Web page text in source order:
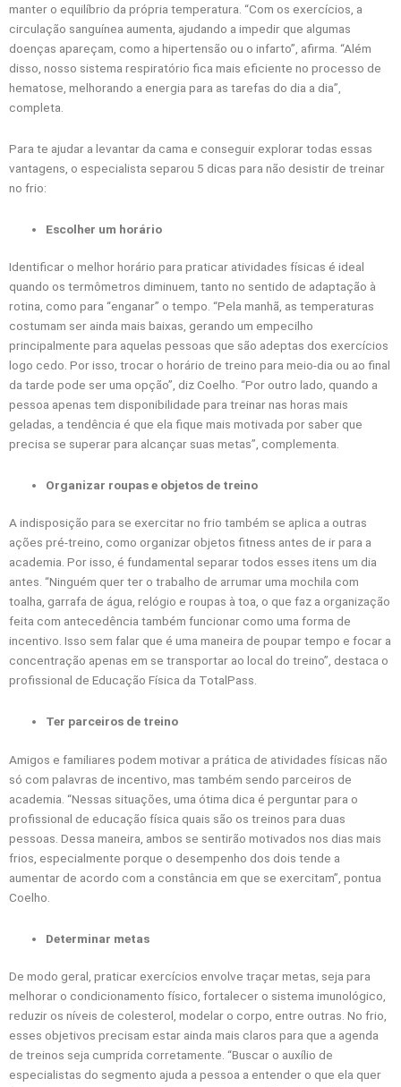
manter o equilíbrio da própria temperatura. “Com os exercícios, a
circulação sanguínea aumenta, ajudando a impedir que algumas
doenças apareçam, como a hipertensão ou o infarto”, afirma. “Além
disso, nosso sistema respiratório fica mais eficiente no processo de
hematose, melhorando a energia para as tarefas do dia a dia”,
completa.
Para te ajudar a levantar da cama e conseguir explorar todas essas
vantagens, o especialista separou 5 dicas para não desistir de treinar
no frio:
Escolher um horário
Identificar o melhor horário para praticar atividades físicas é ideal
quando os termômetros diminuem, tanto no sentido de adaptação à
rotina, como para “enganar” o tempo. “Pela manhã, as temperaturas
costumam ser ainda mais baixas, gerando um empecilho
principalmente para aquelas pessoas que são adeptas dos exercícios
logo cedo. Por isso, trocar o horário de treino para meio-dia ou ao final
da tarde pode ser uma opção”, diz Coelho. “Por outro lado, quando a
pessoa apenas tem disponibilidade para treinar nas horas mais
geladas, a tendência é que ela fique mais motivada por saber que
precisa se superar para alcançar suas metas”, complementa.
Organizar roupas e objetos de treino
A indisposição para se exercitar no frio também se aplica a outras
ações pré-treino, como organizar objetos fitness antes de ir para a
academia. Por isso, é fundamental separar todos esses itens um dia
antes. “Ninguém quer ter o trabalho de arrumar uma mochila com
toalha, garrafa de água, relógio e roupas à toa, o que faz a organização
feita com antecedência também funcionar como uma forma de
incentivo. Isso sem falar que é uma maneira de poupar tempo e focar a
concentração apenas em se transportar ao local do treino”, destaca o
profissional de Educação Física da TotalPass.
Ter parceiros de treino
Amigos e familiares podem motivar a prática de atividades físicas não
só com palavras de incentivo, mas também sendo parceiros de
academia. “Nessas situações, uma ótima dica é perguntar para o
profissional de educação física quais são os treinos para duas
pessoas. Dessa maneira, ambos se sentirão motivados nos dias mais
frios, especialmente porque o desempenho dos dois tende a
aumentar de acordo com a constância em que se exercitam”, pontua
Coelho.
Determinar metas
De modo geral, praticar exercícios envolve traçar metas, seja para
melhorar o condicionamento físico, fortalecer o sistema imunológico,
reduzir os níveis de colesterol, modelar o corpo, entre outras. No frio,
esses objetivos precisam estar ainda mais claros para que a agenda
de treinos seja cumprida corretamente. “Buscar o auxílio de
especialistas do segmento ajuda a pessoa a entender o que ela quer